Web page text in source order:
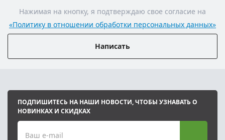
Нажимая на кнопку, я подтверждаю свое согласие на
«Политику в отношении обработки персональных данных»
Написать
ПОДПИШИТЕСЬ НА НАШИ НОВОСТИ, ЧТОБЫ УЗНАВАТЬ О
НОВИНКАХ И СКИДКАХ
Ваш e-mail